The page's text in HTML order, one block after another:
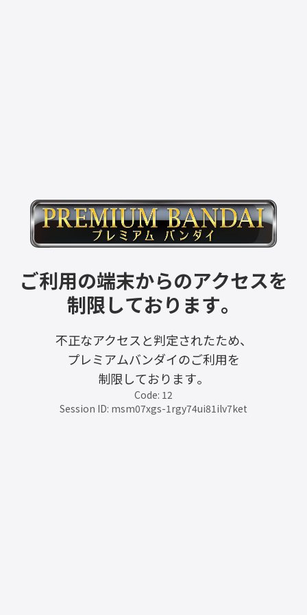
ご利用の端末からのアクセスを
制限しております。
不正なアクセスと判定されたため、
プレミアムバンダイのご利用を
制限しております。
Code: 12
Session ID: msm07xgs-1rgy74ui81ilv7ket